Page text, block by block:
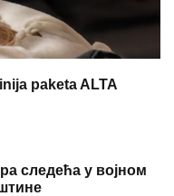
paketa ALTA
следећа у војном